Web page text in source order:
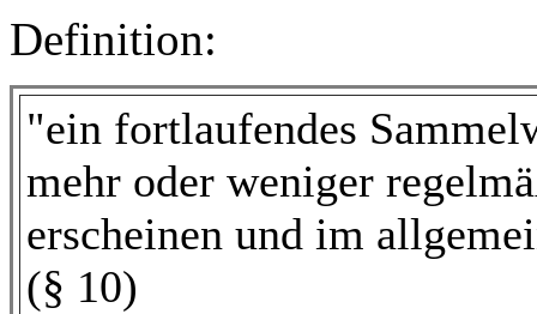
Definition:
"ein fortlaufendes
mehr oder weniger
erscheinen und im
(§ 10)